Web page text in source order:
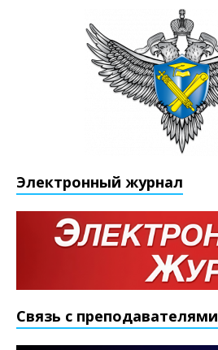
Электронный журнал
Связь с преподавателями